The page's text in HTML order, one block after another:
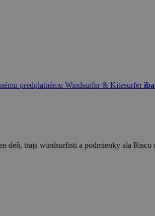
predplatnému Windsurfer & Kitesurfer
deň, traja windsurfisti a podmienky ala